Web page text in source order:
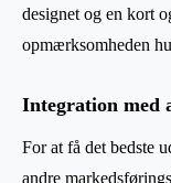
designet og en kort
opmærksomheden
Integration med
For at få det bedste
andre